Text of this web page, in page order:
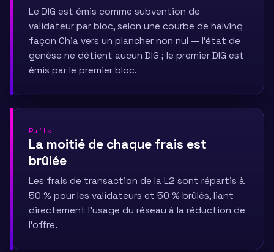
Le DIG est émis comme subvention de
validateur par bloc, selon une courbe de halving
façon Chia vers un plancher non nul — l'état de
genèse ne détient aucun DIG ; le premier DIG est
émis par le premier bloc.
Puits
La moitié de chaque frais est
brûlée
Les frais de transaction de la L2 sont répartis à
50 % pour les validateurs et 50 % brûlés, liant
directement l'usage du réseau à la réduction de
l'offre.